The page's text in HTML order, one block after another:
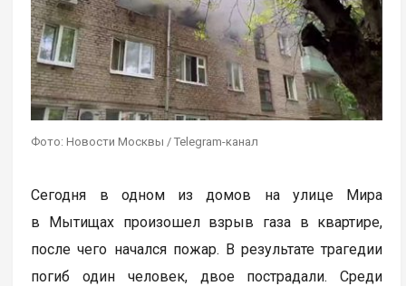
Фото: Новости Москвы / Telegram-канал
Сегодня в одном из домов на улице Мира
в Мытищах произошел взрыв газа в квартире,
после чего начался пожар. В результате трагедии
погиб один человек, двое пострадали. Среди